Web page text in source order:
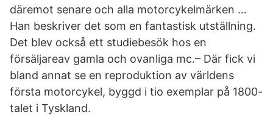
däremot senare och alla motorcykelmärken …
Han beskriver det som en fantastisk utställning.
Det blev också ett studiebesök hos en
försäljareav gamla och ovanliga mc.– Där fick vi
bland annat se en reproduktion av världens
första motorcykel, byggd i tio exemplar på 1800-
talet i Tyskland.